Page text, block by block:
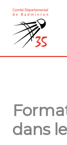
contenu
dans